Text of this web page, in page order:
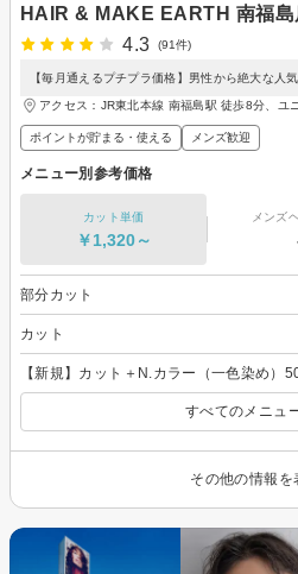
HAIR & MAKE EARTH 南福島
4.3
(91件)
【毎月通えるプチプラ価格】男性から絶大な人
アクセス：JR東北本線 南福島駅 徒歩8分、
ポイントが貯まる・使える メンズ歓迎
メニュー別参考価格
カット単価
￥1,320～
メンズ
部分カット
カット
【新規】カット＋N.カラー（一色染め）
すべてのメニュ
その他の情報を